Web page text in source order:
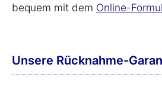
bequem mit dem Online-
Unsere Rücknahme-